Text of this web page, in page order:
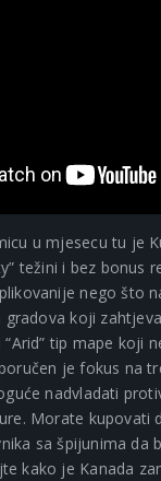
u mjesecu tu je
težini i bez bonus
nego što
gradova koji
tip mape koji
je fokus na
nadvladati
Morate kupovati
sa špijunima da
kako je Kanada